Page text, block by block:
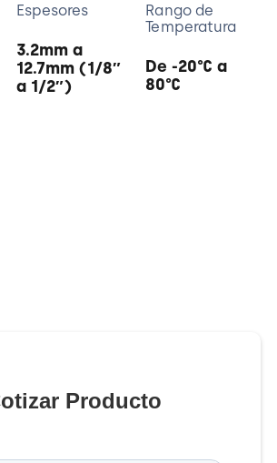
Espesores
3.2mm a
12.7mm (1/8″
a 1/2″)
Rango de
Temperatura
De -20°C a
80°C
Producto